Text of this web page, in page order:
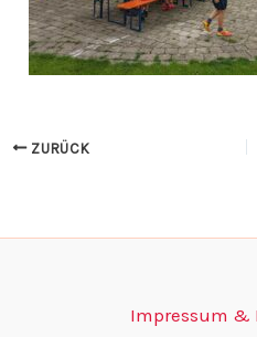
ZURÜCK
Impressum &